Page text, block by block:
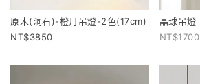
原木(洞石)-橙月吊燈-2色(17cm)
3850
晶球吊燈
1700